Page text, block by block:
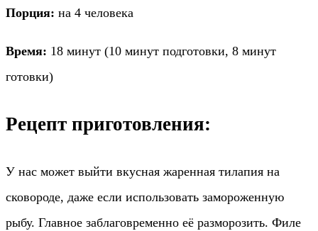
Порция: на 4 человека
Время: 18 минут (10 минут подготовки, 8 минут
готовки)
Рецепт приготовления:
У нас может выйти вкусная жаренная тилапия на
сковороде, даже если использовать замороженную
рыбу. Главное заблаговременно её разморозить. Филе